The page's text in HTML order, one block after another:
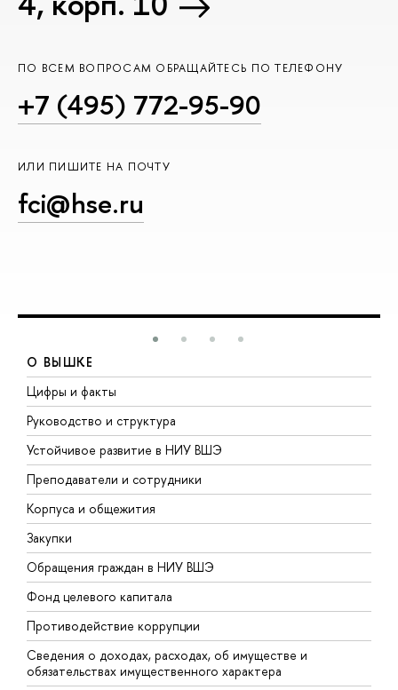
ПО ВСЕМ ВОПРОСАМ ОБРАЩАЙТЕСЬ ПО ТЕЛЕФОНУ
+7 (495) 772-95-90
ИЛИ ПИШИТЕ НА ПОЧТУ
fci@hse.ru
О ВЫШКЕ
Цифры и факты
Руководство и структура
Устойчивое развитие в НИУ ВШЭ
Преподаватели и сотрудники
Корпуса и общежития
Закупки
Обращения граждан в НИУ ВШЭ
Фонд целевого капитала
Противодействие коррупции
Сведения о доходах, расходах, об имуществе и
обязательствах имущественного характера